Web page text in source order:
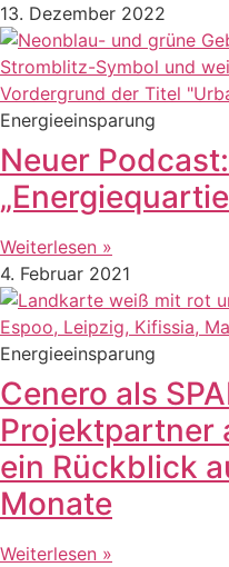
13. Dezember 2022
Energieeinsparung
Neuer Podcast:
Weiterlesen »
4. Februar 2021
Energieeinsparung
Cenero als
Projektpartner
ein Rückblick
Monate
Weiterlesen »